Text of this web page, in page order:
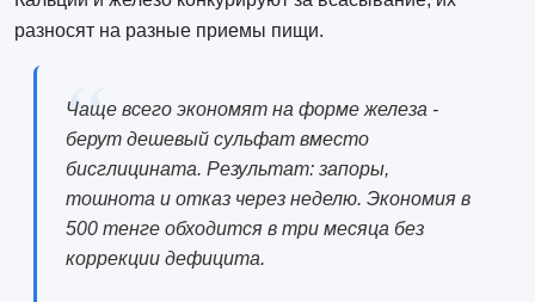
разносят на разные приемы пищи.
Чаще всего экономят на форме железа -
берут дешевый сульфат вместо
бисглицината. Результат: запоры,
тошнота и отказ через неделю. Экономия в
500 тенге обходится в три месяца без
коррекции дефицита.